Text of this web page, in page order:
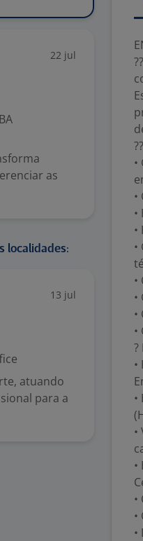
22 jul
as
localidades:
13 jul
atuando
para a
?